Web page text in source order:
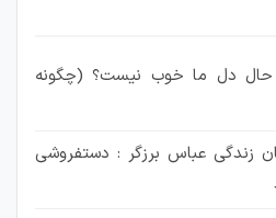
حال دل ما خوب نیست؟ (چگونه
زندگی عباس برزگر : دستفروشی